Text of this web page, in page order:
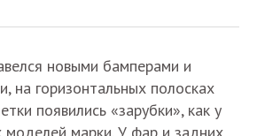
новыми бамперами и
на горизонтальных полосках
появились «зарубки», как у
моделей марки. У фар и задних